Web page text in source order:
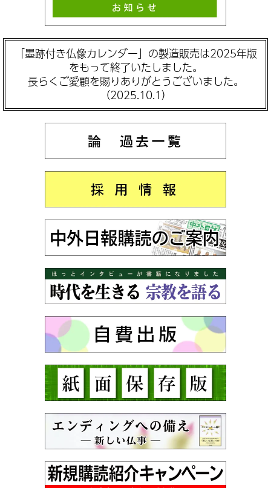
「墨跡付き仏像カレンダー」の製造販売は2025年版
をもって終了いたしました。
長らくご愛顧を賜りありがとうございました。
（2025.10.1）